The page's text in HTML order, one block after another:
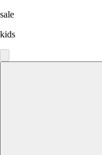
sale
kids